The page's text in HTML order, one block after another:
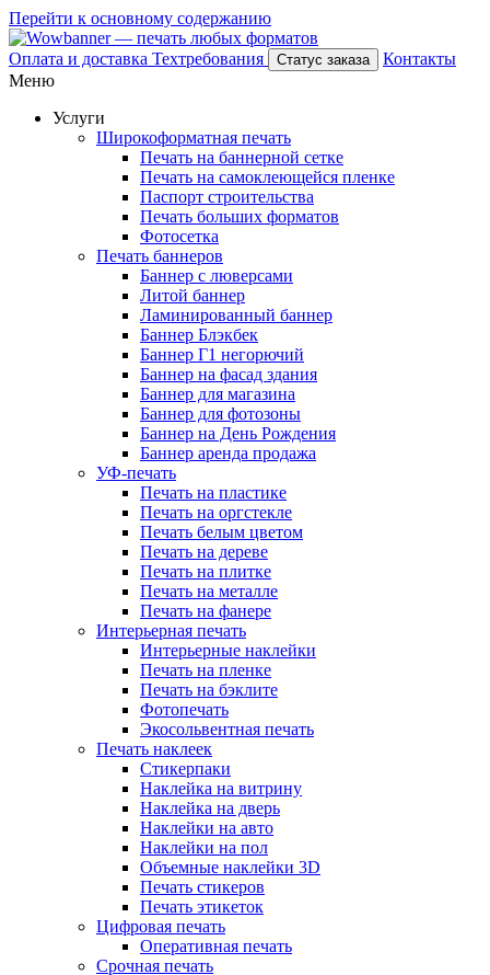
Перейти к основному содержанию
Оплата и доставка Техтребования Статус заказа
Контакты
Меню
Услуги
Широкоформатная печать
Печать на баннерной сетке
Печать на самоклеющейся пленке
Паспорт строительства
Печать больших форматов
Фотосетка
Печать баннеров
Баннер с люверсами
Литой баннер
Ламинированный баннер
Баннер Блэкбек
Баннер Г1 негорючий
Баннер на фасад здания
Баннер для магазина
Баннер для фотозоны
Баннер на День Рождения
Баннер аренда продажа
УФ-печать
Печать на пластике
Печать на оргстекле
Печать белым цветом
Печать на дереве
Печать на плитке
Печать на металле
Печать на фанере
Интерьерная печать
Интерьерные наклейки
Печать на пленке
Печать на бэклите
Фотопечать
Экосольвентная печать
Печать наклеек
Стикерпаки
Наклейка на витрину
Наклейка на дверь
Наклейки на авто
Наклейки на пол
Объемные наклейки 3D
Печать стикеров
Печать этикеток
Цифровая печать
Оперативная печать
Срочная печать